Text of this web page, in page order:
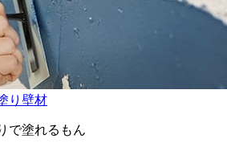
り壁材
で塗れるもん